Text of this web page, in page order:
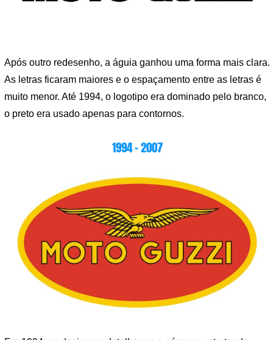
Após outro redesenho, a águia ganhou uma forma mais clara.
As letras ficaram maiores e o espaçamento entre as letras é
muito menor. Até 1994, o logotipo era dominado pelo branco,
o preto era usado apenas para contornos.
1994 – 2007